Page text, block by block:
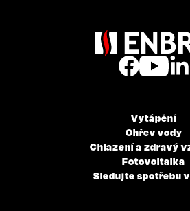
Vytápění
Ohřev vody
Chlazení a zdravý
Fotovoltaika
Sledujte spotřebu